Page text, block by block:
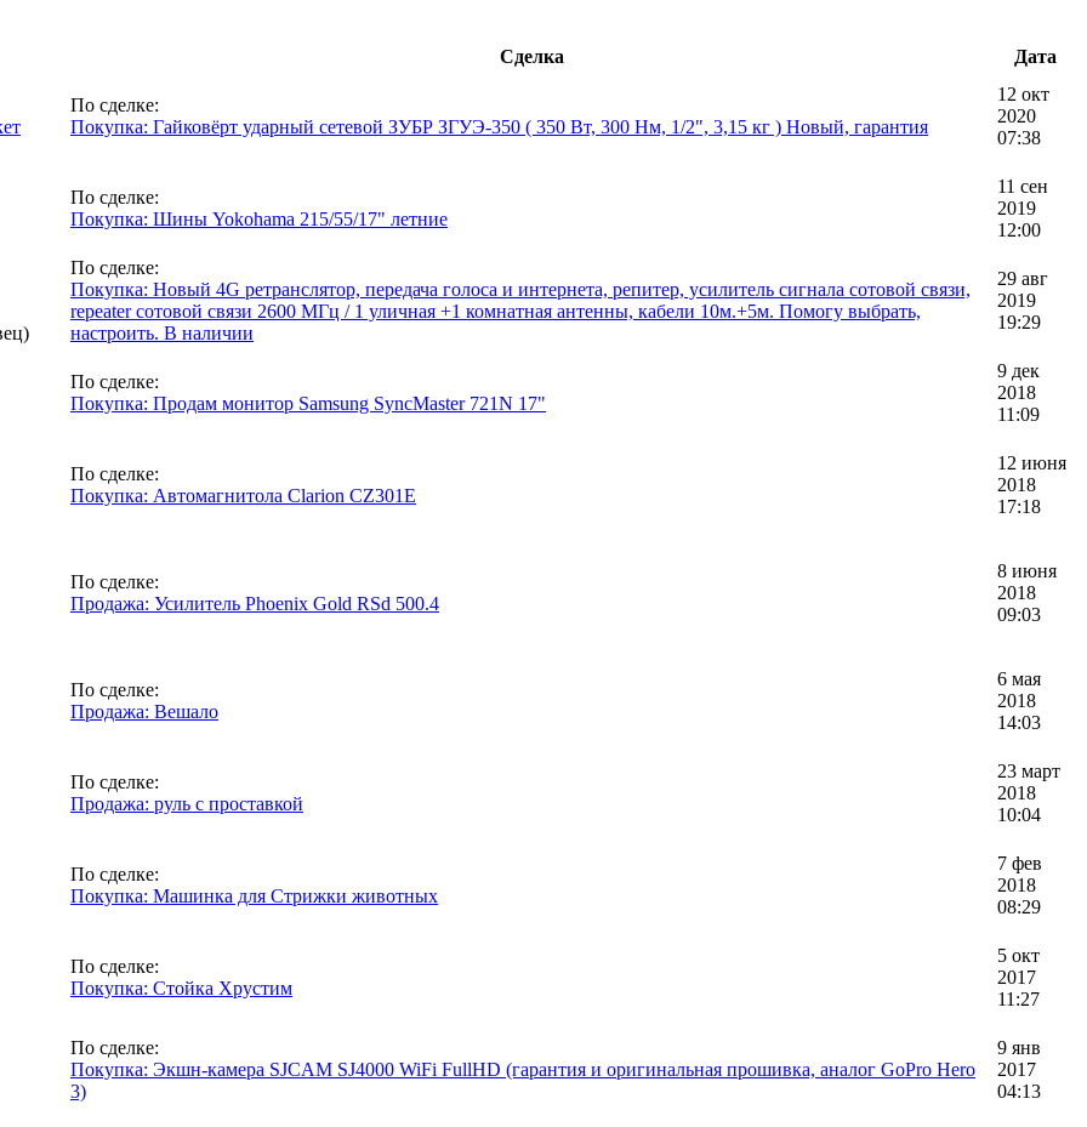
Сделка Дата
По сделке:
Покупка: Гайковёрт ударный сетевой ЗУБР ЗГУЭ-350 ( 350 Вт, 300 Нм, 1/2", 3,15 кг ) Новый, гарантия
12 окт
2020
07:38
По сделке:
Покупка: Шины Yokohama 215/55/17" летние
11 сен
2019
12:00
По сделке:
Покупка: Новый 4G ретранслятор, передача голоса и интернета, репитер, усилитель сигнала сотовой связи,
repeater сотовой связи 2600 МГц / 1 уличная +1 комнатная антенны, кабели 10м.+5м. Помогу выбрать,
настроить. В наличии
29 авг
2019
19:29
По сделке:
Покупка: Продам монитор Samsung SyncMaster 721N 17"
9 дек
2018
11:09
По сделке:
Покупка: Автомагнитола Clarion CZ301E
12 июня
2018
17:18
По сделке:
Продажа: Усилитель Phoenix Gold RSd 500.4
8 июня
2018
09:03
По сделке:
Продажа: Вешало
6 мая
2018
14:03
По сделке:
Продажа: руль с проставкой
23 март
2018
10:04
По сделке:
Покупка: Машинка для Стрижки животных
7 фев
2018
08:29
По сделке:
Покупка: Стойка Хрустим
5 окт
2017
11:27
По сделке:
Покупка: Экшн-камера SJCAM SJ4000 WiFi FullHD (гарантия и оригинальная прошивка, аналог GoPro Hero
3)
9 янв
2017
04:13